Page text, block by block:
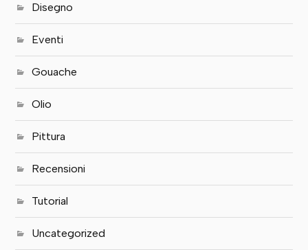
Disegno
Eventi
Gouache
Olio
Pittura
Recensioni
Tutorial
Uncategorized